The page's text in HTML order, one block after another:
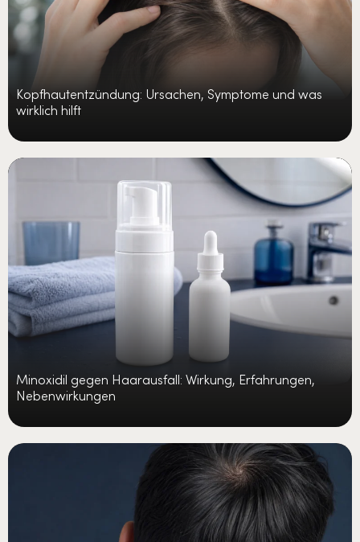
Kopfhautentzündung: Ursachen, Symptome und was
wirklich hilft
Minoxidil gegen Haarausfall: Wirkung, Erfahrungen,
Nebenwirkungen